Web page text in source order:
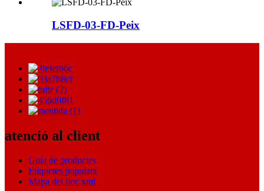
LSFD-03-FD-Peix
atenció al client
Guia de productes
Etiquetes populars
Mapa del lloc.xml